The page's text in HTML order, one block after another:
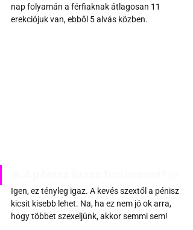
nap folyamán a férfiaknak átlagosan 11
erekciójuk van, ebből 5 alvás közben.
Igen, ez tényleg igaz. A kevés szextől a pénisz
kicsit kisebb lehet. Na, ha ez nem jó ok arra,
hogy többet szexeljünk, akkor semmi sem!